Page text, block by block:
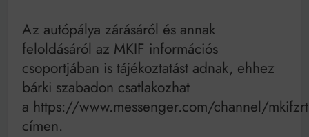
Az autópálya zárásáról és annak
feloldásáról az MKIF információs
csoportjában is tájékoztatást adnak, ehhez
bárki szabadon csatlakozhat
a https://www.messenger.com/channel/mkifzrt
címen.